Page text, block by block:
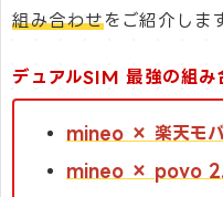
組み合わせをご紹介しま
デュアルSIM 最強の組み
mineo × 楽天モ
mineo × povo